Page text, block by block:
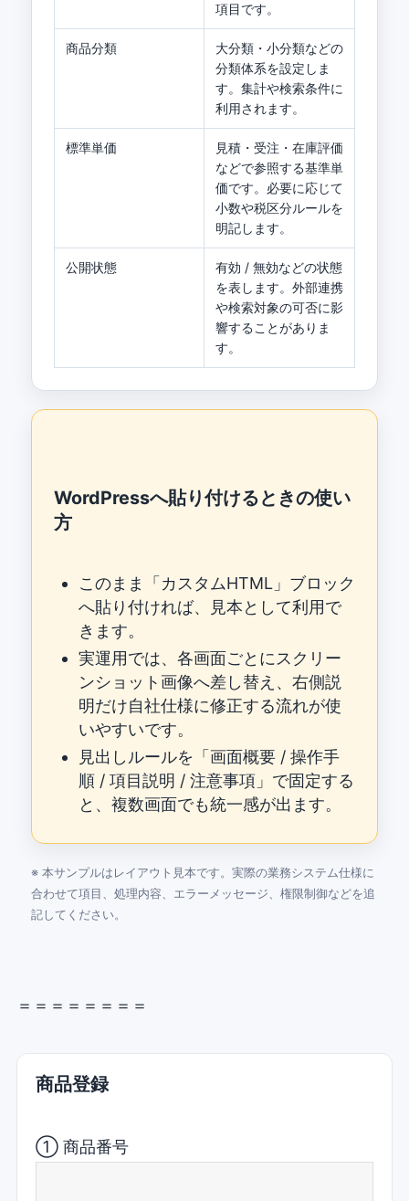
項目です。
商品分類
大分類・小分類などの
分類体系を設定しま
す。集計や検索条件に
利用されます。
標準単価
見積・受注・在庫評価
などで参照する基準単
価です。必要に応じて
小数や税区分ルールを
明記します。
公開状態
有効 / 無効などの状態
を表します。外部連携
や検索対象の可否に影
響することがありま
す。
WordPressへ貼り付けるときの使い
方
このまま「カスタムHTML」ブロック
へ貼り付ければ、見本として利用で
きます。
実運用では、各画面ごとにスクリー
ンショット画像へ差し替え、右側説
明だけ自社仕様に修正する流れが使
いやすいです。
見出しルールを「画面概要 / 操作手
順 / 項目説明 / 注意事項」で固定する
と、複数画面でも統一感が出ます。
※ 本サンプルはレイアウト見本です。実際の業務システム仕様に
合わせて項目、処理内容、エラーメッセージ、権限制御などを追
記してください。
＝＝＝＝＝＝＝＝
商品登録
① 商品番号